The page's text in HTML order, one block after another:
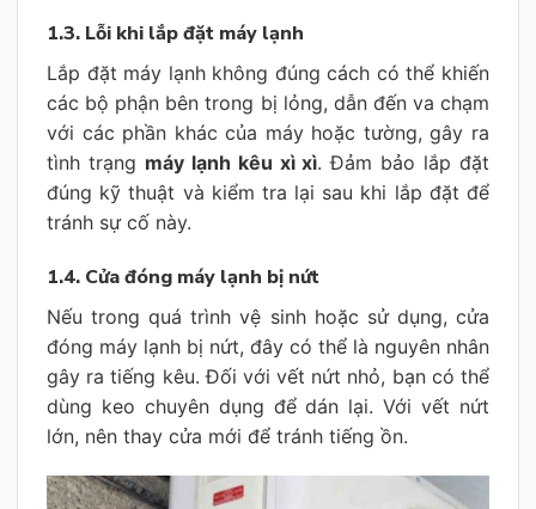
1.3. Lỗi khi lắp đặt máy lạnh
Lắp đặt máy lạnh không đúng cách có thể khiến
các bộ phận bên trong bị lỏng, dẫn đến va chạm
với các phần khác của máy hoặc tường, gây ra
tình trạng máy lạnh kêu xì xì. Đảm bảo lắp đặt
đúng kỹ thuật và kiểm tra lại sau khi lắp đặt để
tránh sự cố này.
1.4. Cửa đóng máy lạnh bị nứt
Nếu trong quá trình vệ sinh hoặc sử dụng, cửa
đóng máy lạnh bị nứt, đây có thể là nguyên nhân
gây ra tiếng kêu. Đối với vết nứt nhỏ, bạn có thể
dùng keo chuyên dụng để dán lại. Với vết nứt
lớn, nên thay cửa mới để tránh tiếng ồn.